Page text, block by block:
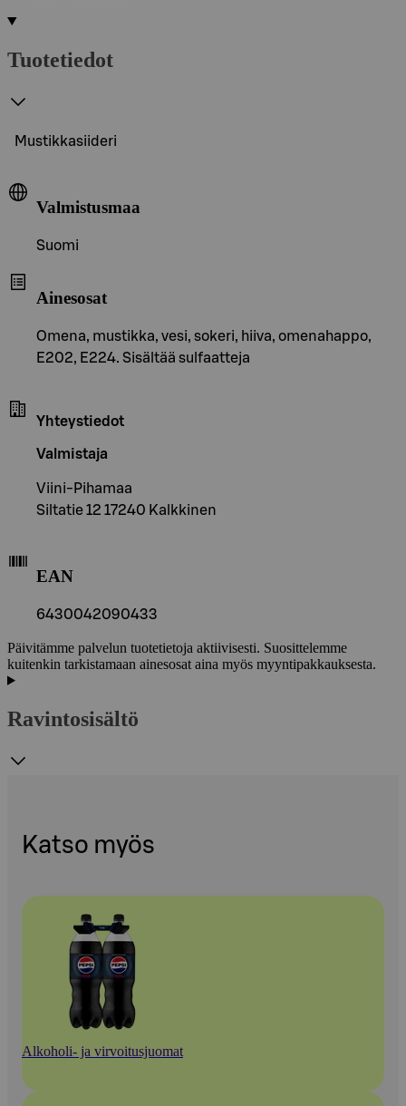
Tuotetiedot
Mustikkasiideri
Valmistusmaa
Suomi
Ainesosat
Omena, mustikka, vesi, sokeri, hiiva, omenahappo,
E202, E224. Sisältää sulfaatteja
Yhteystiedot
Valmistaja
Viini-Pihamaa
Siltatie 12 17240 Kalkkinen
EAN
6430042090433
Päivitämme palvelun tuotetietoja aktiivisesti. Suosittelemme
kuitenkin tarkistamaan ainesosat aina myös myyntipakkauksesta.
Ravintosisältö
Katso myös
Alkoholi- ja virvoitusjuomat